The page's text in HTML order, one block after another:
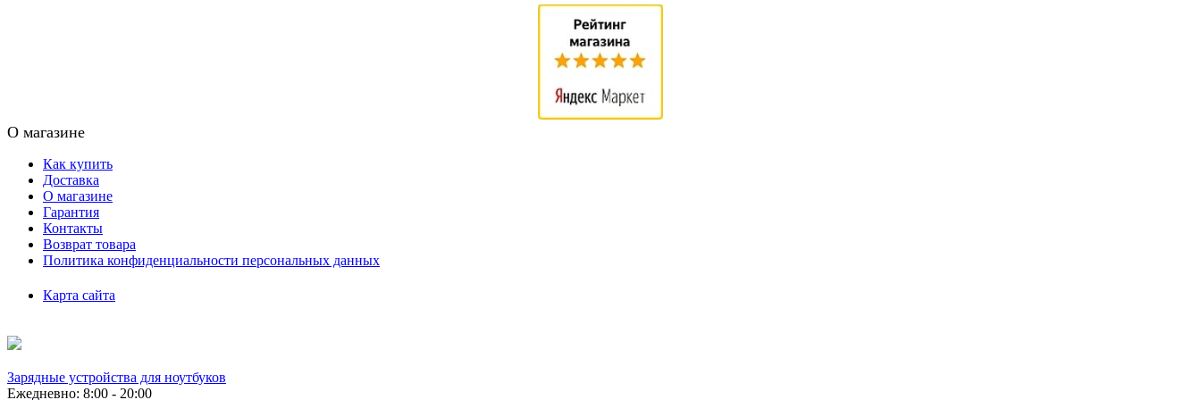
О магазине
Как купить
Доставка
О магазине
Гарантия
Контакты
Возврат товара
Политика конфиденциальности персональных данных
Карта сайта
Зарядные устройства для ноутбуков
Ежедневно: 8:00 - 20:00